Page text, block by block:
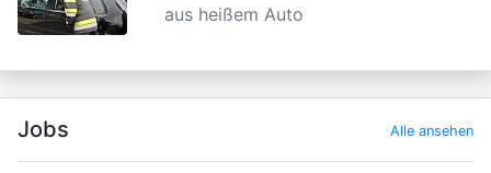
aus heißem Auto
Jobs Alle ansehen